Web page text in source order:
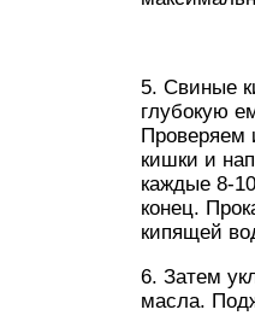
5. Свиные
глубокую
Проверяем
кишки и
каждые 8-
конец.
кипящей
6. Затем
масла.